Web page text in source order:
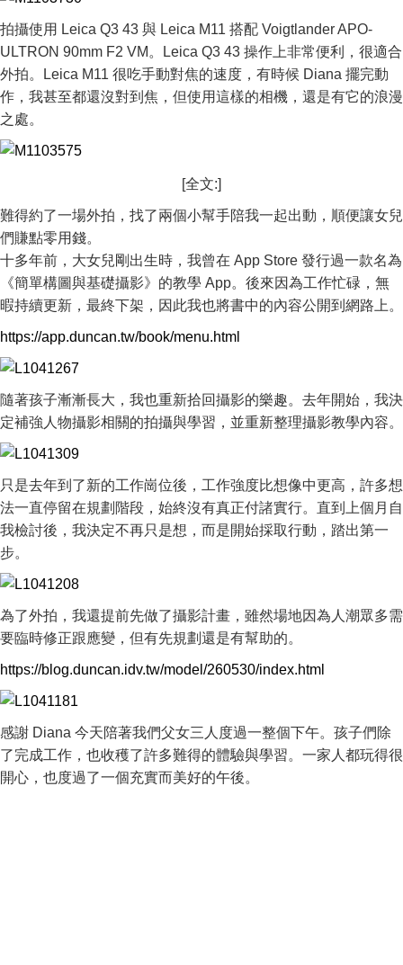
拍攝使用 Leica Q3 43 與 Leica M11 搭配 Voigtlander APO-
ULTRON 90mm F2 VM。Leica Q3 43 操作上非常便利，很適合
外拍。Leica M11 很吃手動對焦的速度，有時候 Diana 擺完動
作，我甚至都還沒對到焦，但使用這樣的相機，還是有它的浪漫
之處。
[全文:]
難得約了一場外拍，找了兩個小幫手陪我一起出動，順便讓女兒
們賺點零用錢。
十多年前，大女兒剛出生時，我曾在 App Store 發行過一款名為
《簡單構圖與基礎攝影》的教學 App。後來因為工作忙碌，無
暇持續更新，最終下架，因此我也將書中的內容公開到網路上。
https://app.duncan.tw/book/menu.html
隨著孩子漸漸長大，我也重新拾回攝影的樂趣。去年開始，我決
定補強人物攝影相關的拍攝與學習，並重新整理攝影教學內容。
只是去年到了新的工作崗位後，工作強度比想像中更高，許多想
法一直停留在規劃階段，始終沒有真正付諸實行。直到上個月自
我檢討後，我決定不再只是想，而是開始採取行動，踏出第一
步。
為了外拍，我還提前先做了攝影計畫，雖然場地因為人潮眾多需
要臨時修正跟應變，但有先規劃還是有幫助的。
https://blog.duncan.idv.tw/model/260530/index.html
感謝 Diana 今天陪著我們父女三人度過一整個下午。孩子們除
了完成工作，也收穫了許多難得的體驗與學習。一家人都玩得很
開心，也度過了一個充實而美好的午後。